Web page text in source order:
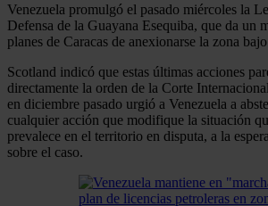
Venezuela promulgó el pasado miércoles la
Defensa de la Guayana Esequiba, que da un
planes de Caracas de anexionarse la zona
Scotland indicó que estas últimas acciones
directamente la orden de la Corte
en diciembre pasado urgió a Venezuela a
cualquier acción que modifique la situación
prevalece en el territorio en disputa, a la
sobre el caso.